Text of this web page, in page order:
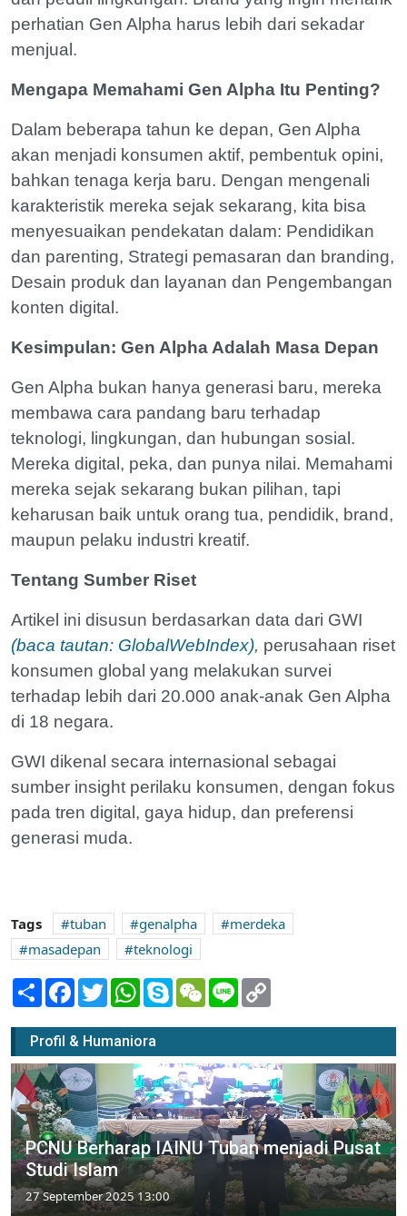
perhatian Gen Alpha harus lebih dari sekadar
menjual.
Mengapa Memahami Gen Alpha Itu Penting?
Dalam beberapa tahun ke depan, Gen Alpha
akan menjadi konsumen aktif, pembentuk opini,
bahkan tenaga kerja baru. Dengan mengenali
karakteristik mereka sejak sekarang, kita bisa
menyesuaikan pendekatan dalam: Pendidikan
dan parenting, Strategi pemasaran dan branding,
Desain produk dan layanan dan Pengembangan
konten digital.
Kesimpulan: Gen Alpha Adalah Masa Depan
Gen Alpha bukan hanya generasi baru, mereka
membawa cara pandang baru terhadap
teknologi, lingkungan, dan hubungan sosial.
Mereka digital, peka, dan punya nilai. Memahami
mereka sejak sekarang bukan pilihan, tapi
keharusan baik untuk orang tua, pendidik, brand,
maupun pelaku industri kreatif.
Tentang Sumber Riset
Artikel ini disusun berdasarkan data dari GWI
(baca tautan: GlobalWebIndex), perusahaan riset
konsumen global yang melakukan survei
terhadap lebih dari 20.000 anak-anak Gen Alpha
di 18 negara.
GWI dikenal secara internasional sebagai
sumber insight perilaku konsumen, dengan fokus
pada tren digital, gaya hidup, dan preferensi
generasi muda.
Tags tuban genalpha
merdeka
masadepan
teknologi
Share Facebook
TwitterWhatsApp
SkypeWeChatLine
Profil & Humaniora
PCNU Berharap IAINU Tuban menjadi Pusat
Studi Islam
27 September 2025 13:00